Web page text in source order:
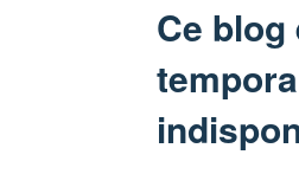
Ce blog